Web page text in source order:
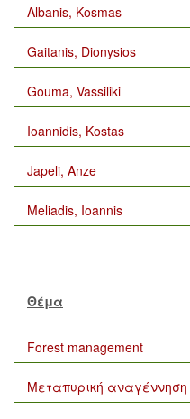
Albanis, Kosmas
Gaitanis, Dionysios
Gouma, Vassiliki
Ioannidis, Kostas
Japeli, Anze
Meliadis, Ioannis
Θέμα
Forest management
Μεταπυρική αναγέννηση